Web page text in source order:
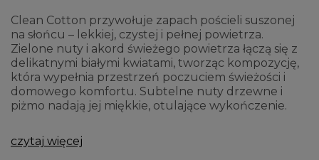
Clean Cotton przywołuje zapach pościeli suszonej
na słońcu – lekkiej, czystej i pełnej powietrza.
Zielone nuty i akord świeżego powietrza łączą się z
delikatnymi białymi kwiatami, tworząc kompozycję,
która wypełnia przestrzeń poczuciem świeżości i
domowego komfortu. Subtelne nuty drzewne i
piżmo nadają jej miękkie, otulające wykończenie.
czytaj więcej